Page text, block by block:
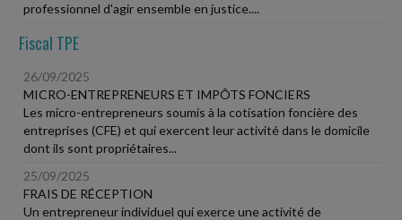
professionnel d'agir ensemble en justice....
Fiscal TPE
26/09/2025
MICRO-ENTREPRENEURS ET IMPÔTS FONCIERS
Les micro-entrepreneurs soumis à la cotisation foncière des
entreprises (CFE) et qui exercent leur activité dans le domicile
dont ils sont propriétaires...
25/09/2025
FRAIS DE RÉCEPTION
Un entrepreneur individuel qui exerce une activité de